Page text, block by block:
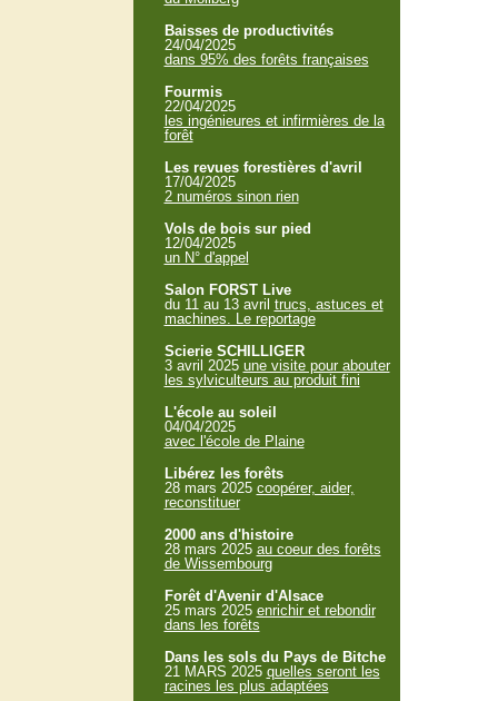
Baisses de productivités
24/04/2025
dans 95% des forêts françaises
Fourmis
22/04/2025
les ingénieures et infirmières de la
forêt
Les revues forestières d'avril
17/04/2025
2 numéros sinon rien
Vols de bois sur pied
12/04/2025
un N° d'appel
Salon FORST Live
du 11 au 13 avril trucs, astuces et
machines. Le reportage
Scierie SCHILLIGER
3 avril 2025 une visite pour abouter
les sylviculteurs au produit fini
L'école au soleil
04/04/2025
avec l'école de Plaine
Libérez les forêts
28 mars 2025 coopérer, aider,
reconstituer
2000 ans d'histoire
28 mars 2025 au coeur des forêts
de Wissembourg
Forêt d'Avenir d'Alsace
25 mars 2025 enrichir et rebondir
dans les forêts
Dans les sols du Pays de Bitche
21 MARS 2025 quelles seront les
racines les plus adaptées